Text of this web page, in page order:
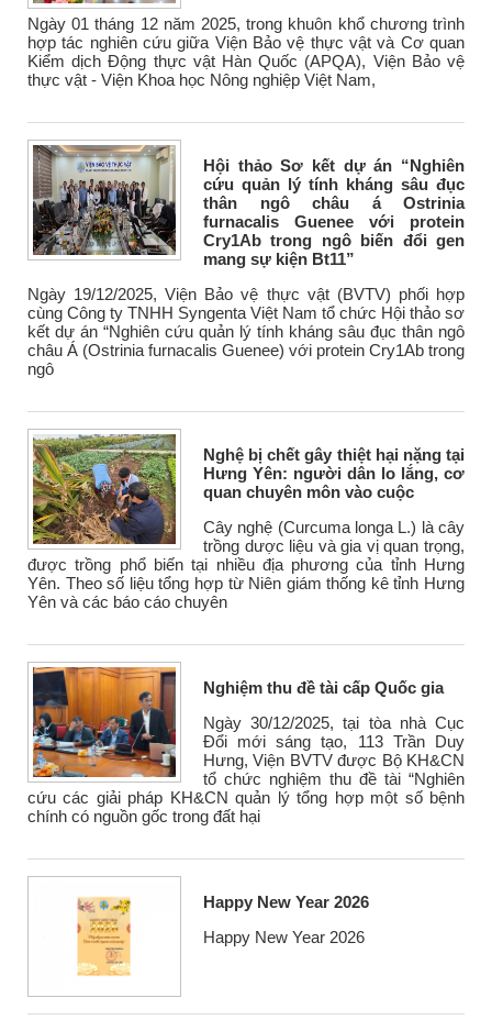
Ngày 01 tháng 12 năm 2025, trong khuôn khổ chương trình
hợp tác nghiên cứu giữa Viện Bảo vệ thực vật và Cơ quan
Kiểm dịch Động thực vật Hàn Quốc (APQA), Viện Bảo vệ
thực vật - Viện Khoa học Nông nghiệp Việt Nam,
Hội thảo Sơ kết dự án “Nghiên
cứu quản lý tính kháng sâu đục
thân ngô châu á Ostrinia
furnacalis Guenee với protein
Cry1Ab trong ngô biến đổi gen
mang sự kiện Bt11”
Ngày 19/12/2025, Viện Bảo vệ thực vật (BVTV) phối hợp
cùng Công ty TNHH Syngenta Việt Nam tổ chức Hội thảo sơ
kết dự án “Nghiên cứu quản lý tính kháng sâu đục thân ngô
châu Á (Ostrinia furnacalis Guenee) với protein Cry1Ab trong
ngô
Nghệ bị chết gây thiệt hại nặng tại
Hưng Yên: người dân lo lắng, cơ
quan chuyên môn vào cuộc
Cây nghệ (Curcuma longa L.) là cây
trồng dược liệu và gia vị quan trọng,
được trồng phổ biến tại nhiều địa phương của tỉnh Hưng
Yên. Theo số liệu tổng hợp từ Niên giám thống kê tỉnh Hưng
Yên và các báo cáo chuyên
Nghiệm thu đề tài cấp Quốc gia
Ngày 30/12/2025, tại tòa nhà Cục
Đổi mới sáng tạo, 113 Trần Duy
Hưng, Viện BVTV được Bộ KH&CN
tổ chức nghiệm thu đề tài “Nghiên
cứu các giải pháp KH&CN quản lý tổng hợp một số bệnh
chính có nguồn gốc trong đất hại
Happy New Year 2026
Happy New Year 2026